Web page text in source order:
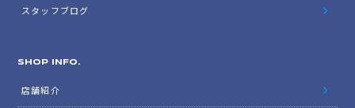
スタッフブログ
SHOP INFO.
店舗紹介